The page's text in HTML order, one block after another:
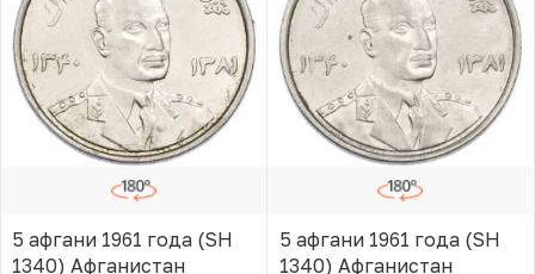
5 афгани 1961 года (SH
1340) Афганистан
5 афгани 1961 года (SH
1340) Афганистан